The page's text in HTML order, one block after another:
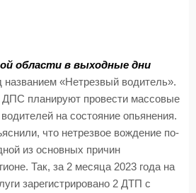
области в выходные дни
названием «Нетрезвый водитель».
ДПС планируют провести массовые
на состояние опьянения.
что нетрезвое вождение по-
из основных причин
Так, за 2 месяца 2023 года на
зарегистрировано 2 ДТП с